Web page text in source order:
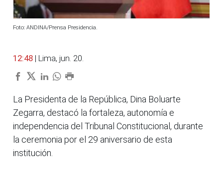
Foto: ANDINA/Prensa Presidencia.
12:48 | Lima, jun. 20.
La Presidenta de la República, Dina Boluarte
Zegarra, destacó la fortaleza, autonomía e
independencia del Tribunal Constitucional, durante
la ceremonia por el 29 aniversario de esta
institución.